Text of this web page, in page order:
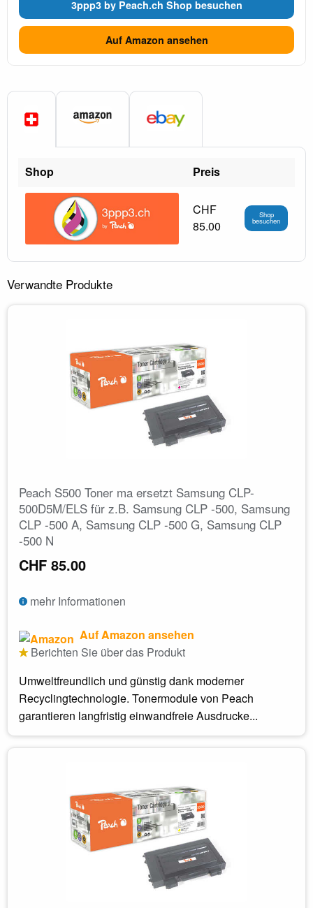
3ppp3 by Peach.ch Shop besuchen
Auf Amazon ansehen
Shop Preis
CHF
85.00
Shop
besuchen
Verwandte Produkte
Peach S500 Toner ma ersetzt Samsung CLP-
500D5M/ELS für z.B. Samsung CLP -500, Samsung
CLP -500 A, Samsung CLP -500 G, Samsung CLP
-500 N
CHF 85.00
mehr Informationen
Auf Amazon ansehen
Berichten Sie über das Produkt
Umweltfreundlich und günstig dank moderner
Recyclingtechnologie. Tonermodule von Peach
garantieren langfristig einwandfreie Ausdrucke...